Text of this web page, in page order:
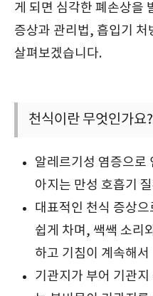
게 되면 심각한 폐손상을
증상과 관리법, 흡입기 처
살펴보겠습니다.
천식이란 무엇인가요?
알레르기성 염증으로
아지는 만성 호흡기
대표적인 천식 증상으
쉽게 차며, 쌕쌕 소리
하고 기침이 계속해서
기관지가 부어 기관지